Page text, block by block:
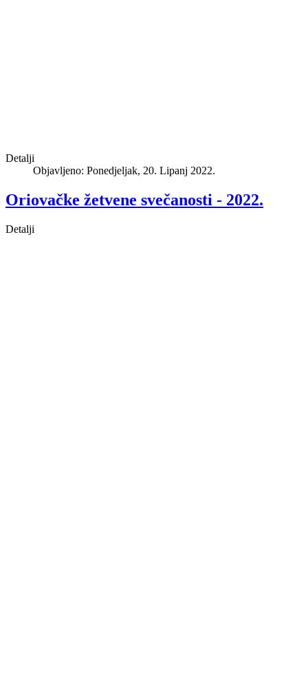
Detalji
Objavljeno: Ponedjeljak, 20. Lipanj 2022.
Oriovačke žetvene svečanosti - 2022.
Detalji